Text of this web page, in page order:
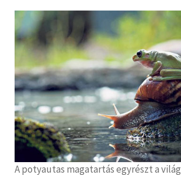
A potyautas magatartás egyrészt a